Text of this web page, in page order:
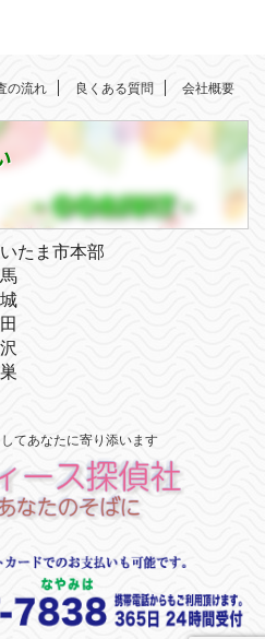
の流れ 良くある質問 会社概要
たま市本部
てあなたに寄り添います